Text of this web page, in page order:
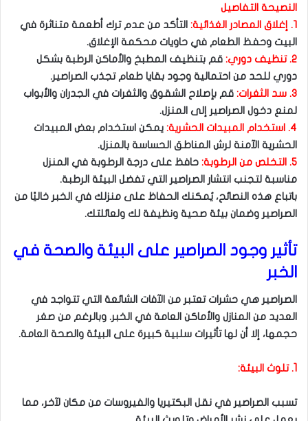
النصيحة التفاصيل
١. إغلاق المصادر الغذائية:
التأكد من عدم ترك أطعمة متناثرة في
البيت وحفظ الطعام في حاويات محكمة الإغلاق.
٢. تنظيف دوري:
قم بتنظيف المطبخ والأماكن الرطبة بشكل
دوري للحد من احتمالية وجود بقايا طعام تجذب الصراصير.
٣. سد الثغرات:
قم بإصلاح الشقوق والثغرات في الجدران والأبواب
لمنع دخول الصراصير إلى المنزل.
٤. استخدام المبيدات الحشرية:
يمكن استخدام بعض المبيدات
الحشرية الآمنة لرش المناطق الحساسة بالمنزل.
٥. التخلص من الرطوبة:
حافظ على درجة الرطوبة في المنزل
مناسبة لتجنب انتشار الصراصير التي تفضل البيئة الرطبة.
باتباع هذه النصائح، يُمكنك الحفاظ على منزلك في الخبر خاليًا من
الصراصير وضمان بيئة صحية ونظيفة لك ولعائلتك.
تأثير وجود الصراصير على البيئة والصحة في
الخبر
الصراصير هي حشرات تعتبر من الآفات الشائعة التي تتواجد في
العديد من المنازل والأماكن العامة في الخبر. وبالرغم من صغر
حجمها، إلا أن لها تأثيرات سلبية كبيرة على البيئة والصحة العامة.
1. تلوث البيئة:
تسبب الصراصير في نقل البكتيريا والفيروسات من مكان لآخر، مما